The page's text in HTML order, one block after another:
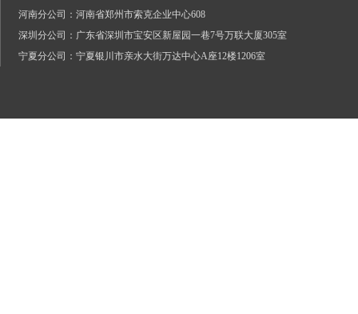
河南分公司：河南省郑州市索克企业中心608
深圳分公司：广东省深圳市宝安区新屋园一巷7号万联大厦305室
宁夏分公司：宁夏银川市亲水大街万达中心A座12楼1206室